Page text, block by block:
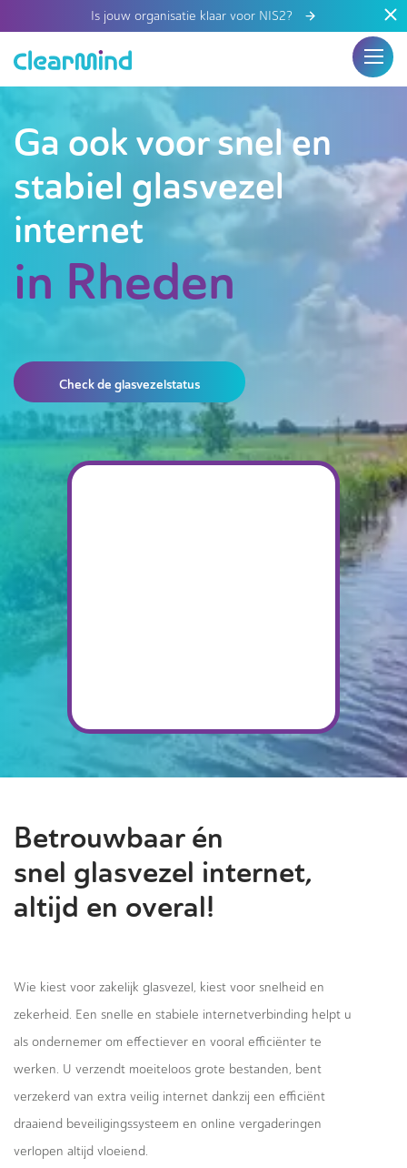
Is jouw organisatie klaar voor NIS2?
Ga ook voor snel en
stabiel glasvezel
internet
in Rheden
Check de glasvezelstatus
Betrouwbaar én
snel glasvezel internet,
altijd en overal!
Wie kiest voor zakelijk glasvezel, kiest voor snelheid en
zekerheid. Een snelle en stabiele internetverbinding helpt u
als ondernemer om effectiever en vooral efficiënter te
werken. U verzendt moeiteloos grote bestanden, bent
verzekerd van extra veilig internet dankzij een efficiënt
draaiend beveiligingssysteem en online vergaderingen
verlopen altijd vloeiend.